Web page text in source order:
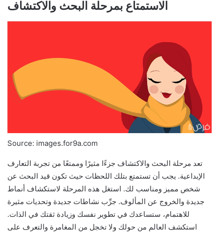
الاستمتاع بمرحلة البحث والاكتشاف
Source: images.for9a.com
تعد مرحلة البحث والاكتشاف جزءًا مثيرًا وممتعًا من تجربة التعارف
الإبداعية. يجب أن تستمتع بتلك اللحظات حيث تكون قيد البحث عن
شخص مميز ومناسب لك. استغل هذه المرحلة لاستكشاف أنماط
جديدة والخروج عن المألوف. جرِّب نشاطات جديدة وتحديات مثيرة
للاهتمام، ستساعدك في تطوير نفسك وزيادة ثقتك في الذات.
استكشف العالم من حولك ولا تخجل من المغامرة والتعرف على